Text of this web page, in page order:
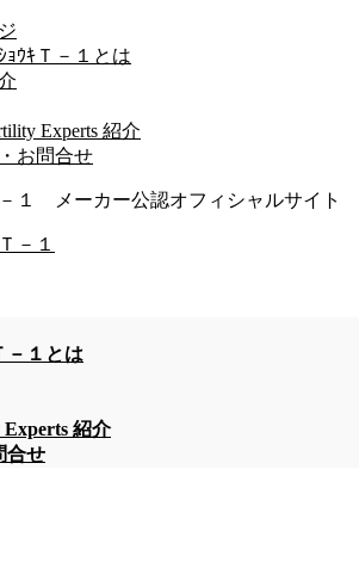
ｮｳｷＴ－１とは
Experts 紹介
お問合せ
１ メーカー公認オフィシャルサイト
－１
－１とは
紹介
合せ